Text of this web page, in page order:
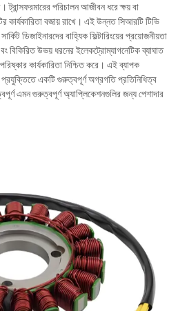
ট্রান্সফরমারের পরিচালন আজীবন ধরে ক্ষয় বা
কার্যকারিতা বজায় রাখে। এই উন্নত সিআরটি টিভি
ডিজাইনারদের বাহ্যিক ফিল্টারিংয়ের প্রয়োজনীয়তা
বিকিরিত উভয় ধরনের ইলেকট্রোম্যাগনেটিক ব্যাঘাত
কার্যকারিতা নিশ্চিত করে। এই ব্যাপক
প্রযুক্তিতে একটি গুরুত্বপূর্ণ অগ্রগতি প্রতিনিধিত্ব
এমন গুরুত্বপূর্ণ অ্যাপ্লিকেশনগুলির জন্য পেশাদার